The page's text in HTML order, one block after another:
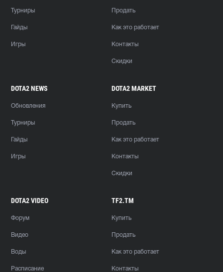
Турниры
Гайды
Игры
Продать
Как это работает
Контакты
Скидки
DOTA2 NEWS
Обновления
Турниры
Гайды
Игры
DOTA2 MARKET
Купить
Продать
Как это работает
Контакты
Скидки
DOTA2 VIDEO
Форум
Видео
Воды
Расписание
TF2.TM
Купить
Продать
Как это работает
Контакты